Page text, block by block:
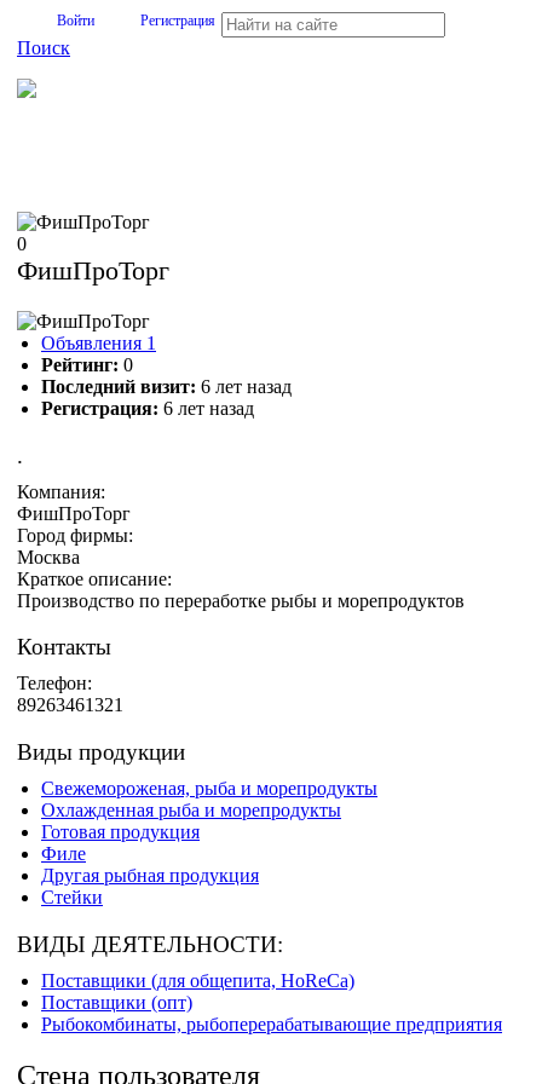
Войти Регистрация
Поиск
0
ФишПроТорг
Объявления 1
Рейтинг: 0
Последний визит: 6 лет назад
Регистрация: 6 лет назад
.
Компания:
ФишПроТорг
Город фирмы:
Москва
Краткое описание:
Производство по переработке рыбы и морепродуктов
Контакты
Телефон:
89263461321
Виды продукции
Свежемороженая, рыба и морепродукты
Охлажденная рыба и морепродукты
Готовая продукция
Филе
Другая рыбная продукция
Стейки
ВИДЫ ДЕЯТЕЛЬНОСТИ:
Поставщики (для общепита, HoReCa)
Поставщики (опт)
Рыбокомбинаты, рыбоперерабатывающие предприятия
Стена пользователя